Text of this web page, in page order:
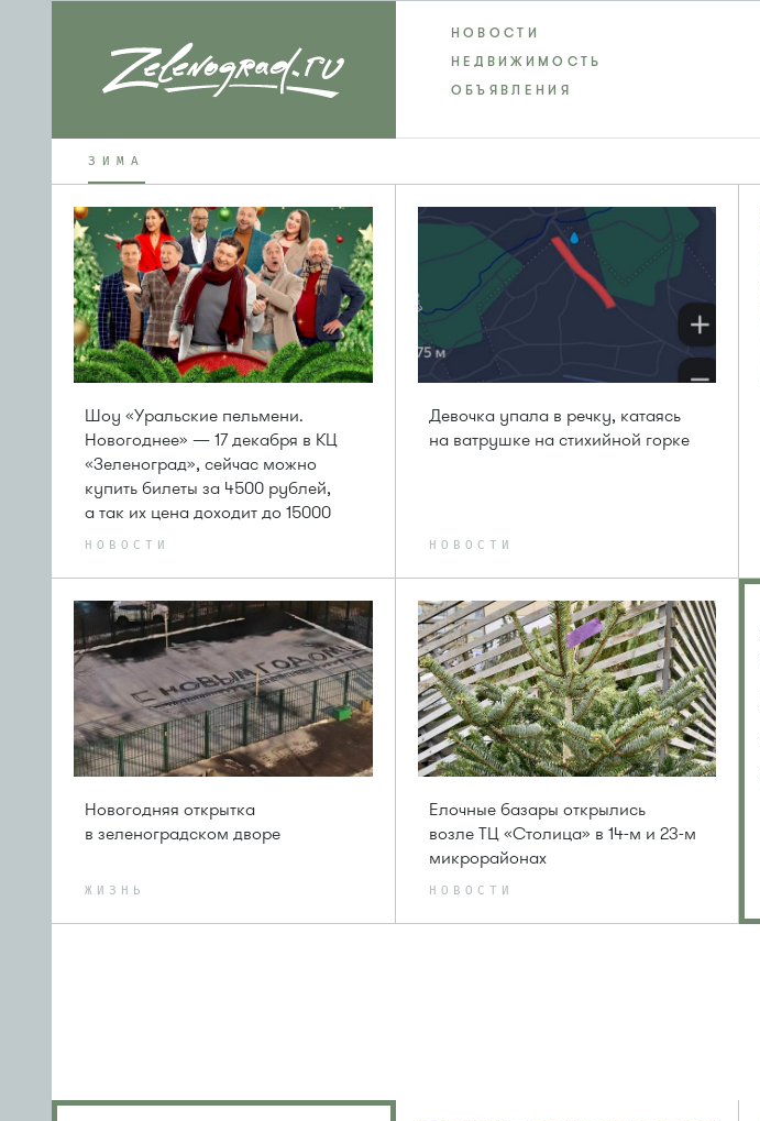
НОВОСТИ
ЗИМА
НЕДВИЖИМОСТЬ
ОБЪЯВЛЕНИЯ
Шоу «Уральские пельмени.
Новогоднее» — 17 декабря в КЦ
«Зеленоград», сейчас можно
купить билеты за 4500 рублей,
а так их цена доходит до 15000
НОВОСТИ
Девочка упала в речку, катаясь
на ватрушке на стихийной горке
НОВОСТИ
Новогодняя открытка
в зеленоградском дворе
ЖИЗНЬ
Елочные базары открылись
возле ТЦ «Столица» в 14-м и 23-м
микрорайонах
НОВОСТИ